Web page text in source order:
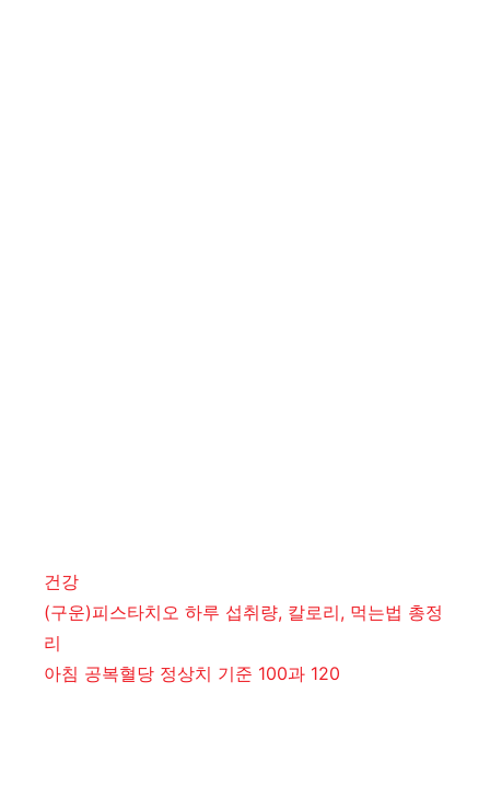
카
테
고
리
건강
(구운)피스타치오 하루 섭취량, 칼로리, 먹는법 총정
리
아침 공복혈당 정상치 기준 100과 120